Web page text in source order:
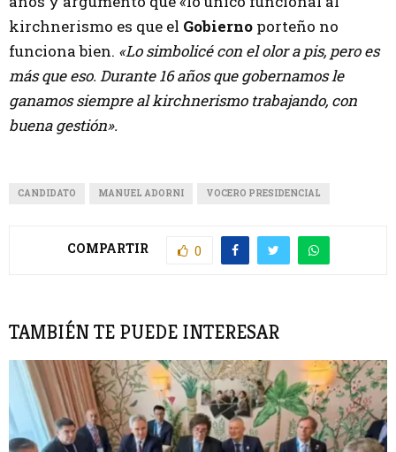
kirchnerismo es que el Gobierno porteño no
funciona bien. «Lo simbolicé con el olor a pis, pero es
más que eso. Durante 16 años que gobernamos le
ganamos siempre al kirchnerismo trabajando, con
buena gestión».
CANDIDATO MANUEL ADORNI VOCERO PRESIDENCIAL
COMPARTIR 0
TAMBIÉN TE PUEDE INTERESAR